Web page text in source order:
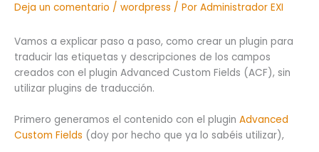
Deja un comentario / wordpress / Por Administrador EXI
Vamos a explicar paso a paso, como crear un plugin para
traducir las etiquetas y descripciones de los campos
creados con el plugin Advanced Custom Fields (ACF), sin
utilizar plugins de traducción.
Primero generamos el contenido con el plugin Advanced
Custom Fields (doy por hecho que ya lo sabéis utilizar),